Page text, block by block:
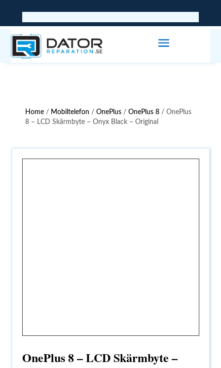
Home / Mobiltelefon /OnePlus /OnePlus 8 / OnePlus
8 – LCD Skärmbyte – Onyx Black – Original
OnePlus 8 – LCD Skärmbyte –